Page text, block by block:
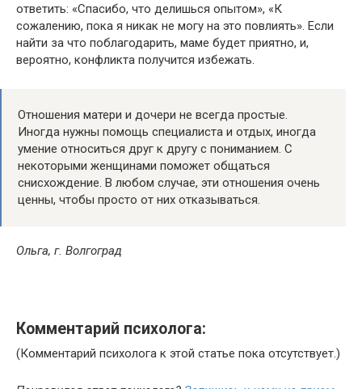
ответить: «Спасибо, что делишься опытом», «К
сожалению, пока я никак не могу на это повлиять». Если
найти за что поблагодарить, маме будет приятно, и,
вероятно, конфликта получится избежать.
Отношения матери и дочери не всегда простые.
Иногда нужны помощь специалиста и отдых, иногда
умение относиться друг к другу с пониманием. С
некоторыми женщинами поможет общаться
снисхождение. В любом случае, эти отношения очень
ценны, чтобы просто от них отказываться.
Ольга, г. Волгоград
Комментарий психолога:
(Комментарий психолога к этой статье пока отсутствует.)